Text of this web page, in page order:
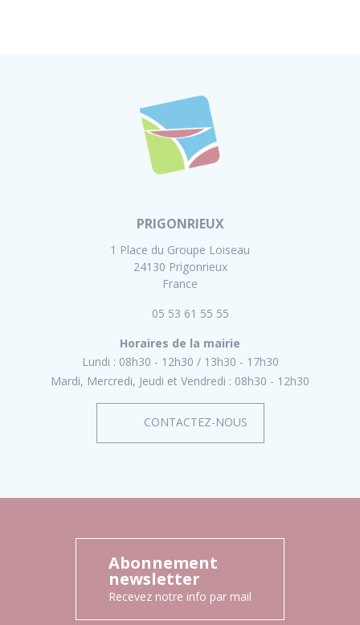
PRIGONRIEUX
1 Place du Groupe Loiseau
24130 Prigonrieux
France
05 53 61 55 55
Horaires de la mairie
Lundi : 08h30 - 12h30
13h30 - 17h30
Mardi, Mercredi, Jeudi et Vendredi : 08h30 - 12h30
CONTACTEZ-NOUS
Abonnement
newsletter
Recevez notre info par mail